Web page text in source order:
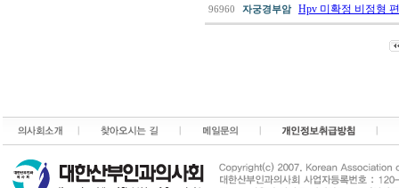
96960 자궁경부암 Hpv 미확정 비정형